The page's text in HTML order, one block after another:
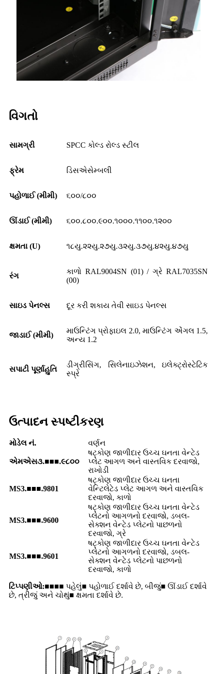
વિગતો
સામગ્રી SPCC કોલ્ડ રોલ્ડ સ્ટીલ
ફ્રેમ ડિસએસેમ્બલી
પહોળાઈ (મીમી) ૬૦૦/૮૦૦
ઊંડાઈ (મીમી) ૬૦૦.૮૦૦.૯૦૦.૧૦૦૦.૧૧૦૦.૧૨૦૦
ક્ષમતા (U) ૧૮યુ.૨૨યુ.૨૭યુ.૩૨યુ.૩૭યુ.૪૨યુ.૪૭યુ
રંગ
કાળો RAL9004SN (01) / ગ્રે RAL7035SN
(00)
સાઇડ પેનલ્સ દૂર કરી શકાય તેવી સાઇડ પેનલ્સ
જાડાઈ (મીમી)
માઉન્ટિંગ પ્રોફાઇલ 2.0, માઉન્ટિંગ એંગલ 1.5,
અન્ય 1.2
સપાટી પૂર્ણાહુતિ
ડીગ્રીસિંગ, સિલેનાઇઝેશન, ઇલેક્ટ્રોસ્ટેટિક
સ્પ્રે
ઉત્પાદન સ્પષ્ટીકરણ
મોડેલ નં. વર્ણન
એમએસ૩.■■■.૯૮૦૦
ષટ્કોણ જાળીદાર ઉચ્ચ ઘનતા વેન્ટેડ
પ્લેટ આગળ અને વાસ્તવિક દરવાજો,
રાખોડી
MS3.■■■.9801
ષટ્કોણ જાળીદાર ઉચ્ચ ઘનતા
વેન્ટિલેટેડ પ્લેટ આગળ અને વાસ્તવિક
દરવાજો, કાળો
MS3.■■■.9600
ષટ્કોણ જાળીદાર ઉચ્ચ ઘનતા વેન્ટેડ
પ્લેટનો આગળનો દરવાજો, ડબલ-
સેક્શન વેન્ટેડ પ્લેટનો પાછળનો
દરવાજો, ગ્રે
MS3.■■■.9601
ષટ્કોણ જાળીદાર ઉચ્ચ ઘનતા વેન્ટેડ
પ્લેટનો આગળનો દરવાજો, ડબલ-
સેક્શન વેન્ટેડ પ્લેટનો પાછળનો
દરવાજો, કાળો
ટિપ્પણીઓ:■■■■ પહેલું■ પહોળાઈ દર્શાવે છે, બીજું■ ઊંડાઈ દર્શાવે
છે, ત્રીજું અને ચોથું■ ક્ષમતા દર્શાવે છે.